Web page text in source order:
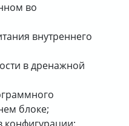
во
внутреннего
в дренажной
блоке;